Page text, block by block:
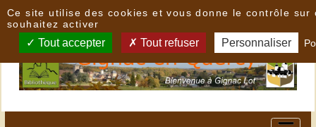
Ce site utilise des cookies et vous donne le contrôle sur
souhaitez activer
Tout accepter Tout refuser Personnaliser